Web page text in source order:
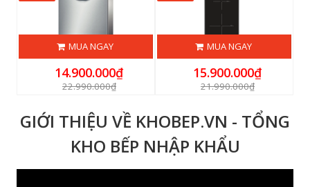
MUA NGAY
14.900.000₫
22.990.000₫
MUA NGAY
15.900.000₫
21.990.000₫
GIỚI THIỆU VỀ KHOBEP.VN - TỔNG
KHO BẾP NHẬP KHẨU